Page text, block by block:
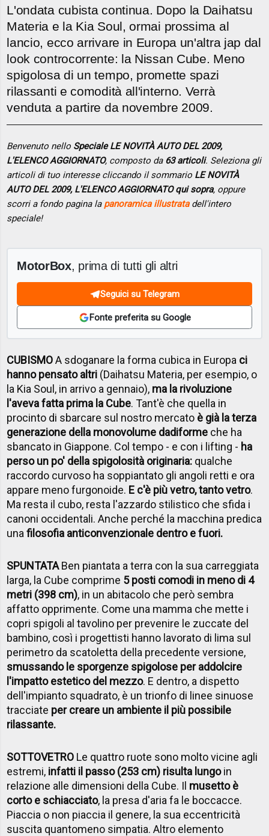
L'ondata cubista continua. Dopo la Daihatsu
Materia e la Kia Soul, ormai prossima al
lancio, ecco arrivare in Europa un'altra jap dal
look controcorrente: la Nissan Cube. Meno
spigolosa di un tempo, promette spazi
rilassanti e comodità all'interno. Verrà
venduta a partire da novembre 2009.
Benvenuto nello Speciale LE NOVITÀ AUTO DEL 2009,
L'ELENCO AGGIORNATO, composto da 63 articoli. Seleziona gli
articoli di tuo interesse cliccando il sommario LE NOVITÀ
AUTO DEL 2009, L'ELENCO AGGIORNATO qui sopra, oppure
scorri a fondo pagina la panoramica illustratadell'intero
speciale!
MotorBox, prima di tutti gli altri
Seguici su Telegram
Fonte preferita su Google
CUBISMOA sdoganare la forma cubica in Europa ci
hanno pensato altri (Daihatsu Materia, per esempio, o
la Kia Soul, in arrivo a gennaio), ma la rivoluzione
l'aveva fatta prima la Cube. Tant'è che quella in
procinto di sbarcare sul nostro mercato è già la terza
generazione della monovolume dadiforme che ha
sbancato in Giappone. Col tempo - e con i lifting - ha
perso un po' della spigolosità originaria: qualche
raccordo curvoso ha soppiantato gli angoli retti e ora
appare meno furgonoide. E c'è più vetro, tanto vetro.
Ma resta il cubo, resta l'azzardo stilistico che sfida i
canoni occidentali. Anche perché la macchina predica
unafilosofia anticonvenzionale dentro e fuori.
SPUNTATABen piantata a terra con la sua carreggiata
larga, la Cube comprime 5 posti comodi in meno di 4
metri (398 cm), in un abitacolo che però sembra
affatto opprimente. Come una mamma che mette i
copri spigoli al tavolino per prevenire le zuccate del
bambino, così i progettisti hanno lavorato di lima sul
perimetro da scatoletta della precedente versione,
smussando le sporgenze spigolose per addolcire
l'impatto estetico del mezzo. E dentro, a dispetto
dell'impianto squadrato, è un trionfo di linee sinuose
tracciate per creare un ambiente il più possibile
rilassante.
SOTTOVETRO Le quattro ruote sono molto vicine agli
estremi, infatti il passo (253 cm) risulta lungoin
relazione alle dimensioni della Cube. Il musetto è
corto e schiacciato, la presa d'aria fa le boccacce.
Piaccia o non piaccia il genere, la sua eccentricità
suscita quantomeno simpatia. Altro elemento